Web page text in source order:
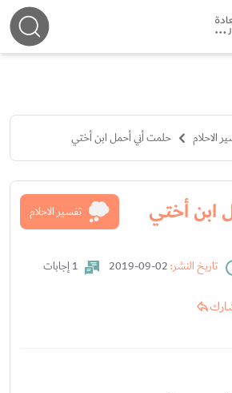
الاحلام حلمت أني أحمل ابن أختي
ابن أختي تفسير الاحلام
تاريخ النشر: 1 إجابات